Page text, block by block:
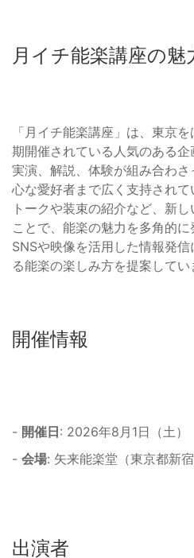
月イチ能楽講座の魅
「月イチ能楽講座」は、東京
期開催されている人気のある
実演、解説、体験が組み合わ
心な愛好者まで広く支持され
トークや装束の紹介など、新
ことで、能楽の魅力を多角的に
SNSや映像を活用した情報発
る能楽の楽しみ方を提案してい
開催情報
- 開催日 : 2026年8月1日（土）
- 会場: 矢来能楽堂（東京都新
出演者